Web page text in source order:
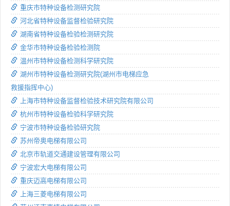
重庆市特种设备检测研究院
河北省特种设备监督检验研究院
湖南省特种设备检验检测研究院
金华市特种设备检验检测院
温州市特种设备检测科学研究院
湖州市特种设备检测研究院(湖州市电梯应急
救援指挥中心)
上海市特种设备监督检验技术研究院有限公司
杭州市特种设备检验科学研究院
宁波市特种设备检验研究院
苏州帝奥电梯有限公司
北京市轨道交通建设管理有限公司
宁波宏大电梯有限公司
重庆迈高电梯有限公司
上海三菱电梯有限公司